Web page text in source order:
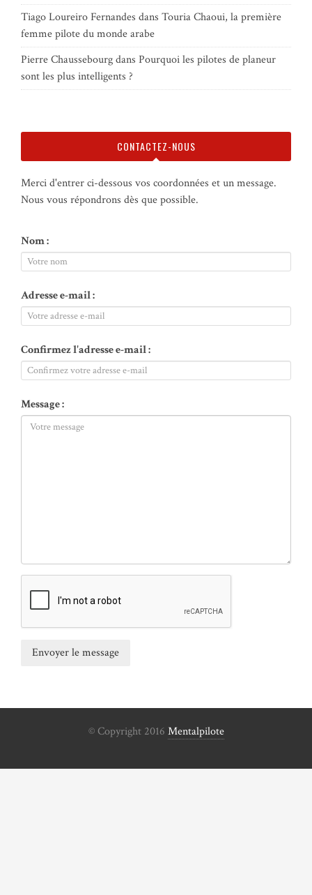
Tiago Loureiro Fernandes dans Touria Chaoui, la première
femme pilote du monde arabe
Pierre Chaussebourgdans Pourquoi les pilotes de planeur
sont les plus intelligents ?
CONTACTEZ-NOUS
Merci d'entrer ci-dessous vos coordonnées et un message.
Nous vous répondrons dès que possible.
Nom :
Adresse e-mail :
Confirmez l'adresse e-mail :
Message :
© Copyright 2016 Mentalpilote